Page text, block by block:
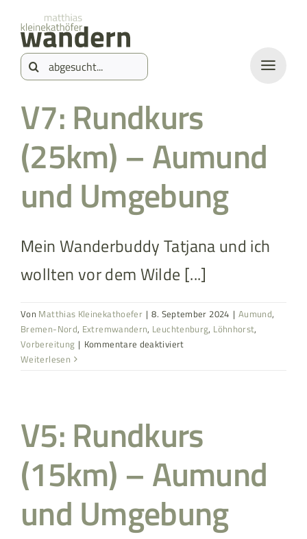
springen
Inhalt
springen
Suche
V7: Rundkurs
(25km) – Aumund
und Umgebung
Mein Wanderbuddy Tatjana und ich
wollten vor dem Wilde [...]
Von Matthias Kleinekathoefer | 8. September 2024 | Aumund,
Bremen-Nord, Extremwandern, Leuchtenburg, Löhnhorst,
Vorbereitung | Kommentare deaktiviertfür
und
Umgebung
Weiterlesen
V5: Rundkurs
(15km) – Aumund
und Umgebung